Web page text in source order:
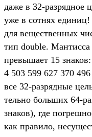
даже в 32-раз­рядное
уже в сот­нях
для вещес­твен­ных
тип double.
пре­выша­ет 15
4 503 599 627 370
все 32-раз­рядные
тель­но боль­ших 64-
зна­ков), где
как пра­вило,